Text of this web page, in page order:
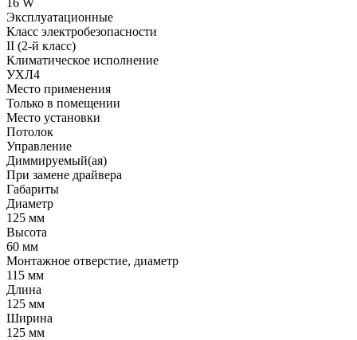
Эксплуатационные
Класс электробезопасности
II (2-й класс)
Климатическое исполнение
УХЛ4
Место применения
Только в помещении
Место установки
Потолок
Управление
Диммируемый(ая)
При замене драйвера
Габариты
Диаметр
125 мм
Высота
60 мм
Монтажное отверстие, диаметр
115 мм
Длина
125 мм
Ширина
125 мм